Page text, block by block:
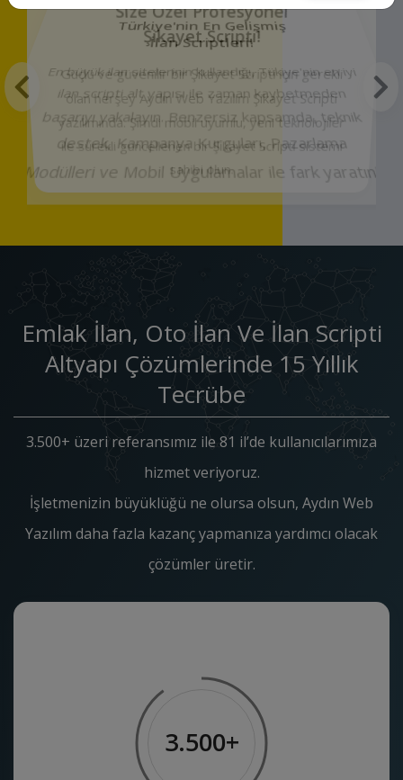
Size Özel Profesyonel
Şikayet Scripti!
Güçlü ve güvenilir bir Şikayet Scripti için gerekli
olan herşey Aydın Web Yazılım Şikayet Scripti
yazılımında. Şimdi mobil uyumlu, yeni teknolojiler
ile sürekli güncellenen bir Şikayet Scripti sistemi
sahibi olun.
Emlak İlan, Oto İlan Ve İlan Scripti
Altyapı Çözümlerinde 15 Yıllık
Tecrübe
3.500+ üzeri referansımız ile 81 il’de kullanıcılarımıza
hizmet veriyoruz.
İşletmenizin büyüklüğü ne olursa olsun, Aydın Web
Yazılım daha fazla kazanç yapmanıza yardımcı olacak
çözümler üretir.
3.500+